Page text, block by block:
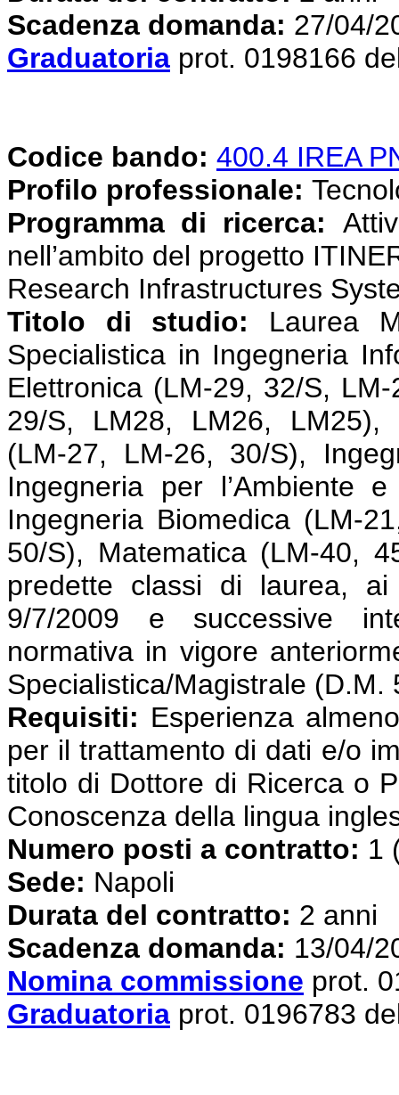
Scadenza domanda: 27/04/
Graduatoria prot. 0198166
Codice bando: 400.4 IREA
Profilo professionale:
Programma di ricerca:
nell’ambito del progetto
Research Infrastructures
Titolo di studio:
Laurea
Specialistica in Ingegneria
Elettronica (LM-29, 32/S,
29/S, LM28, LM26, LM25),
(LM-27, LM-26, 30/S),
Ingegneria per l’Ambiente
Ingegneria Biomedica (LM-
50/S), Matematica (LM-40,
predette classi di laurea, ai
9/7/2009 e successive
normativa in vigore
Specialistica/Magistrale (D.M.
Requisiti: Esperienza
per il trattamento di dati e/o
titolo di Dottore di Ricerca o
Conoscenza della lingua
Numero posti a contratto: 1
Sede: Napoli
Durata del contratto: 2 anni
Scadenza domanda: 13/04/
Nomina commissione prot.
Graduatoria prot. 0196783